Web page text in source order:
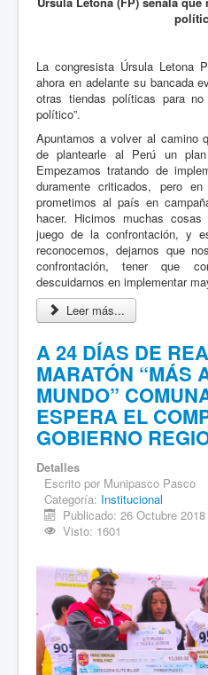
La congresista Úrsula Letona
ahora en adelante su bancada
otras tiendas políticas para
político”.
Apuntamos a volver al camino
de plantearle al Perú un
Empezamos tratando de
duramente criticados, pero
prometimos al país en
hacer. Hicimos muchas
juego de la confrontación, y
reconocemos, dejarnos que
confrontación, tener que
descuidarnos en implementar
Leer más...
A 24 DÍAS DE
MARATÓN “MÁS
MUNDO”
ESPERA EL
GOBIERNO
Detalles
Escrito por Munipasco Pasco
Categoría: Institucional
Publicado: 26 Octubre 2018
Visto: 1601